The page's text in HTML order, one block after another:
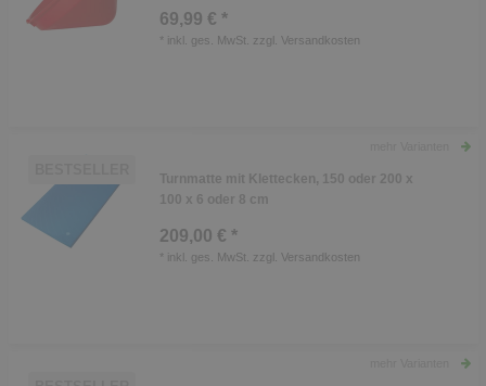
69,99 € *
* inkl. ges. MwSt. zzgl. Versandkosten
Turnmatte mit Klettecken, 150 oder 200 x
100 x 6 oder 8 cm
209,00 € *
* inkl. ges. MwSt. zzgl. Versandkosten